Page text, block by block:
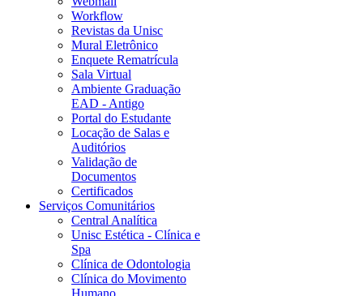
Workflow
Revistas da Unisc
Mural Eletrônico
Enquete Rematrícula
Sala Virtual
Ambiente Graduação
EAD - Antigo
Portal do Estudante
Locação de Salas e
Auditórios
Validação de
Documentos
Certificados
Serviços Comunitários
Central Analítica
Unisc Estética - Clínica e
Spa
Clínica de Odontologia
Clínica do Movimento
Humano